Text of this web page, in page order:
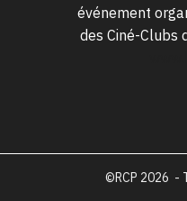
événement
des Ciné-Clubs
©RCP 2026 -